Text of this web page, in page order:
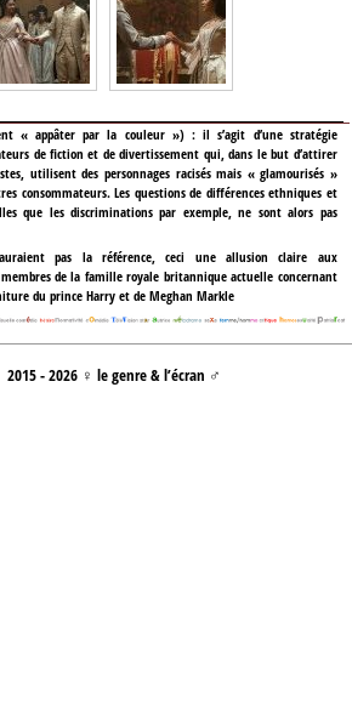
« appâter par la couleur ») : il s’agit d’une stratégie
de fiction et de divertissement qui, dans le but d’attirer
utilisent des personnages racisés mais « glamourisés »
consommateurs. Les questions de différences ethniques et
que les discriminations par exemple, ne sont alors pas
pas la référence, ceci une allusion claire aux
membres de la famille royale britannique actuelle concernant
du prince Harry et de Meghan Markle
2015 - 2026 ♀ le genre & l’écran ♂